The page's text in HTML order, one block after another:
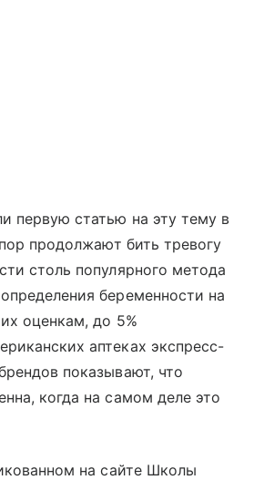
первую статью на эту тему в
продолжают бить тревогу
столь популярного метода
беременности на
оценкам, до 5%
аптеках экспресс-
показывают, что
когда на самом деле это
на сайте Школы